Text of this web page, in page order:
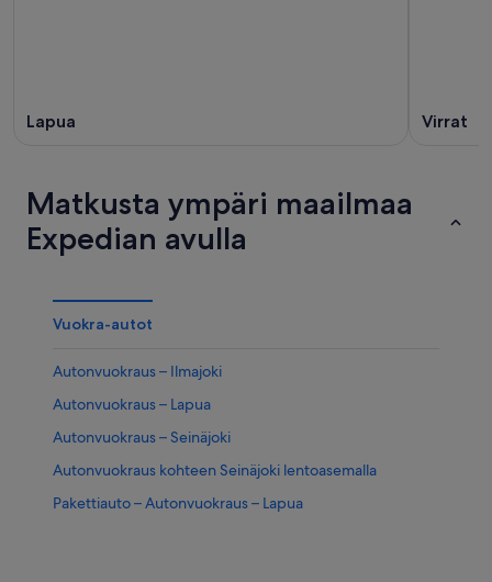
Lapua Virrat
Matkusta ympäri maailmaa
Expedian avulla
Vuokra-autot
Autonvuokraus – Ilmajoki
Autonvuokraus – Lapua
Autonvuokraus – Seinäjoki
Autonvuokraus kohteen Seinäjoki lentoasemalla
Pakettiauto – Autonvuokraus – Lapua